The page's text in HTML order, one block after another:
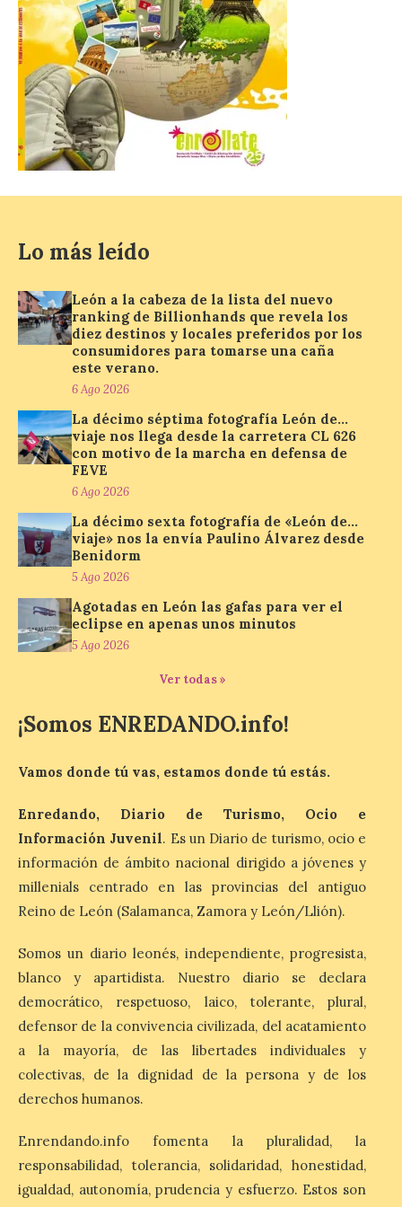
de Música tras sus
históricos triunfos en
Kerkrade
7 Ago 2026
La agrupación zamorana
ha logrado una Medalla de
celebrado en Kerkrade. Más de la mitad
de […]
La Térmica Cultural y La
Fábrica de Luz. Museo de
la Energía de Ponferrada
publican su agenda para
este fin de semana
7 Ago 2026
Además, se celebrarán
‘Paseo entre centrales.
Un recorrido entre La
Fábrica de Luz. Museo de
la Energía (antigua central térmica de la
Minero Siderúrgica de Ponferrada –
MSP) y La Térmica Cultural (antigua
central de Compostilla […]
El estreno absoluto de la
firme aquí” y la música del
protagonizan la oferta
cultural de este fin de
programa Salamanca
Plazas y Patios
7 Ago 2026
El programa cultural
continúa este fin de
semana con propuestas
de teatro y música. En el
Patio Chico está previsto el estreno
absoluto de “De indis. Por favor, firme
aquí”, una producción de la compañía
Historia y la
Peregrinación”, en
Benavides de Órbigo.
7 Ago 2026
Lo más leído
León a la cabeza de la lista del nuevo
ranking de Billionhands que revela los
diez destinos y locales preferidos por los
consumidores para tomarse una caña
este verano.
6 Ago 2026
La décimo séptima fotografía León de…
viaje nos llega desde la carretera CL 626
con motivo de la marcha en defensa de
FEVE
6 Ago 2026
La décimo sexta fotografía de «León de…
viaje» nos la envía Paulino Álvarez desde
Benidorm
5 Ago 2026
Agotadas en León las gafas para ver el
eclipse en apenas unos minutos
5 Ago 2026
Ver todas »
¡Somos ENREDANDO.info!
Vamos donde tú vas, estamos donde tú estás.
Enredando, Diario de Turismo, Ocio e
Información Juvenil. Es un Diario de turismo, ocio e
información de ámbito nacional dirigido a jóvenes y
millenials centrado en las provincias del antiguo
Reino de León (Salamanca, Zamora y León/Llión).
Somos un diario leonés, independiente, progresista,
blanco y apartidista. Nuestro diario se declara
democrático, respetuoso, laico, tolerante, plural,
defensor de la convivencia civilizada, del acatamiento
a la mayoría, de las libertades individuales y
colectivas, de la dignidad de la persona y de los
derechos humanos.
Enrendando.info fomenta la pluralidad, la
responsabilidad, tolerancia, solidaridad, honestidad,
igualdad, autonomía, prudencia y esfuerzo. Estos son